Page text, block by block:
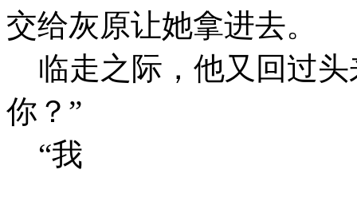
交给灰原让她拿进去。
临走之际，他又回过头
你？”
“我